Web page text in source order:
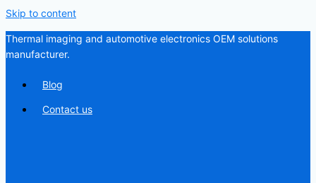
Skip to content
Thermal imaging and automotive electronics OEM solutions
manufacturer.
Blog
Contact us